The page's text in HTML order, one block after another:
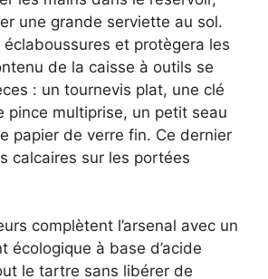
une grande serviette au sol.
éclaboussures et protègera les
de la caisse à outils se
: un tournevis plat, une clé
pince multiprise, un petit seau
papier de verre fin. Ce dernier
calcaires sur les portées
complètent l’arsenal avec un
écologique à base d’acide
le tartre sans libérer de